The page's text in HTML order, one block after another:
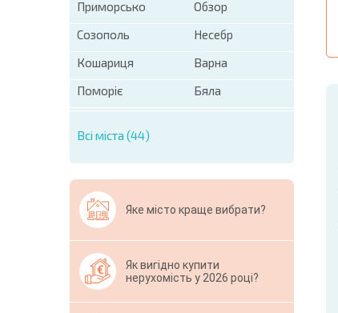
Приморсько
Обзор
Созополь
Несебр
Кошариця
Варна
Поморіє
Бяла
Всі міста (44)
Яке місто краще вибрати?
Як вигідно купити
нерухомість у 2026 році?